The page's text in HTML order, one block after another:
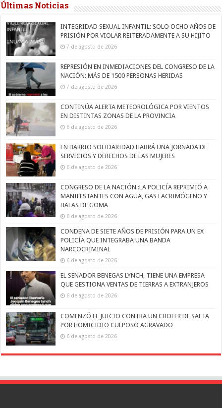
Últimas Noticias
INTEGRIDAD SEXUAL INFANTIL: SOLO OCHO AÑOS DE
PRISIÓN POR VIOLAR REITERADAMENTE A SU HIJITO
7 de agosto de 2026
REPRESIÓN EN INMEDIACIONES DEL CONGRESO DE LA
NACIÓN: MÁS DE 1500 PERSONAS HERIDAS
7 de agosto de 2026
CONTINÚA ALERTA METEOROLÓGICA POR VIENTOS
EN DISTINTAS ZONAS DE LA PROVINCIA
6 de agosto de 2026
EN BARRIO SOLIDARIDAD HABRÁ UNA JORNADA DE
SERVICIOS Y DERECHOS DE LAS MUJERES
6 de agosto de 2026
CONGRESO DE LA NACIÓN :LA POLICÍA REPRIMIÓ A
MANIFESTANTES CON AGUA, GAS LACRIMÓGENO Y
BALAS DE GOMA
6 de agosto de 2026
CONDENA DE SIETE AÑOS DE PRISIÓN PARA UN EX
POLICÍA QUE INTEGRABA UNA BANDA
NARCOCRIMINAL
6 de agosto de 2026
EL SENADOR BENEGAS LYNCH, TIENE UNA EMPRESA
QUE GESTIONA VENTAS DE TIERRAS A EXTRANJEROS
6 de agosto de 2026
COMENZÓ EL JUICIO CONTRA UN CHOFER DE SAETA
POR HOMICIDIO CULPOSO AGRAVADO
6 de agosto de 2026